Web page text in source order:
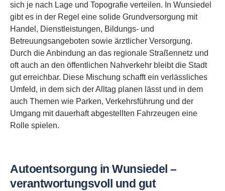
sich je nach Lage und Topografie verteilen. In Wunsiedel
gibt es in der Regel eine solide Grundversorgung mit
Handel, Dienstleistungen, Bildungs- und
Betreuungsangeboten sowie ärztlicher Versorgung.
Durch die Anbindung an das regionale Straßennetz und
oft auch an den öffentlichen Nahverkehr bleibt die Stadt
gut erreichbar. Diese Mischung schafft ein verlässliches
Umfeld, in dem sich der Alltag planen lässt und in dem
auch Themen wie Parken, Verkehrsführung und der
Umgang mit dauerhaft abgestellten Fahrzeugen eine
Rolle spielen.
Autoentsorgung in Wunsiedel –
verantwortungsvoll und gut